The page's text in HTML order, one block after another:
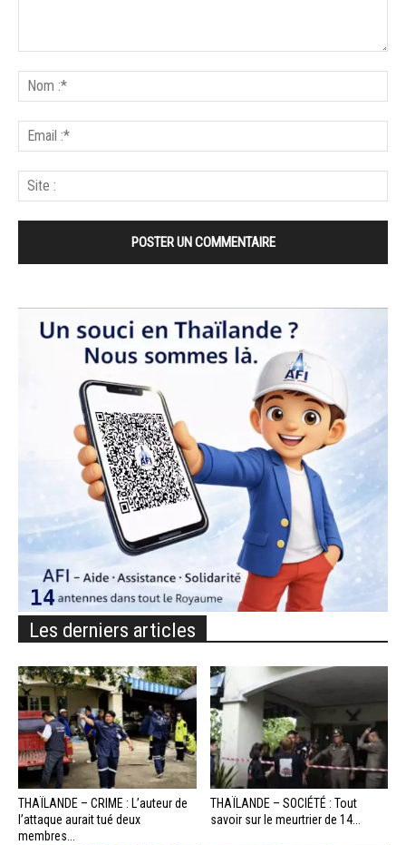
Les derniers articles
THAÏLANDE – CRIME : L’auteur de
l’attaque aurait tué deux
membres...
THAÏLANDE – SOCIÉTÉ : Tout
savoir sur le meurtrier de 14...